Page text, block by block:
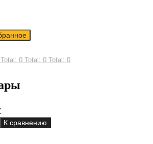
Total: 0 Total: 0 Total: 0
К сравнению